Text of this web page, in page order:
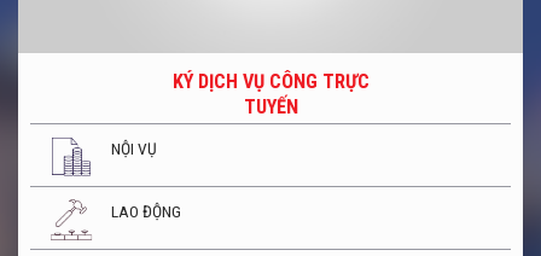
KÝ DỊCH VỤ CÔNG TRỰC
TUYẾN
NỘI VỤ
LAO ĐỘNG